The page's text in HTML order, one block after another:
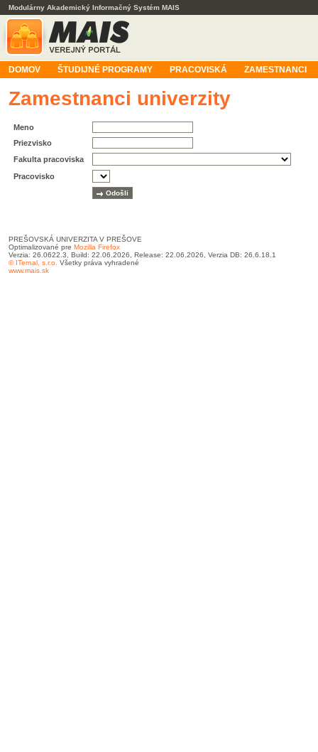
Modulárny Akademický Informačný Systém MAIS
DOMOV ŠTUDIJNÉ PROGRAMY PRACOVISKÁ ZAMESTNANCI
Zamestnanci univerzity
Meno
Priezvisko
Fakulta pracoviska
Pracovisko
PREŠOVSKÁ UNIVERZITA V PREŠOVE
Optimalizované pre Mozilla Firefox
Verzia: 26.0622.3, Build: 22.06.2026, Release: 22.06.2026, Verzia DB: 26.6.18.1
© ITernal, s.r.o. Všetky práva vyhradené
www.mais.sk